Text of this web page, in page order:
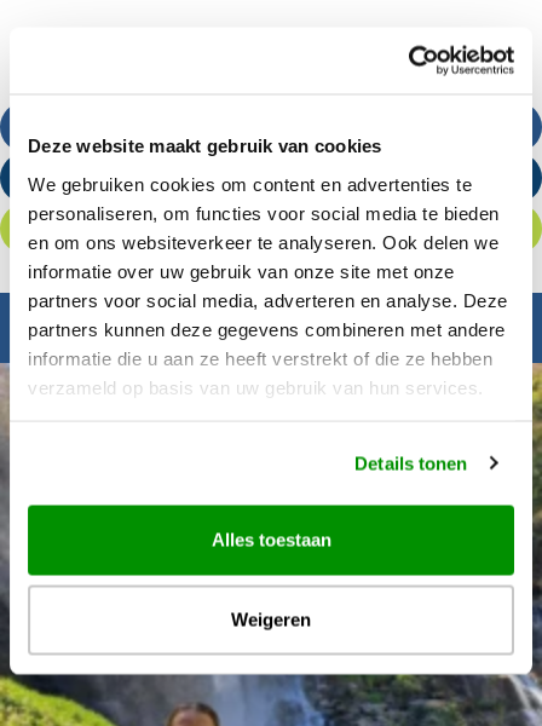
Deze website maakt gebruik van cookies
We gebruiken cookies om content en advertenties te
personaliseren, om functies voor social media te bieden
en om ons websiteverkeer te analyseren. Ook delen we
informatie over uw gebruik van onze site met onze
partners voor social media, adverteren en analyse. Deze
partners kunnen deze gegevens combineren met andere
informatie die u aan ze heeft verstrekt of die ze hebben
verzameld op basis van uw gebruik van hun services.
Details tonen
Alles toestaan
Weigeren
Stuur een e-mail
Inspiratie nodig?